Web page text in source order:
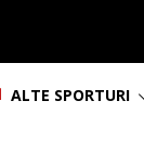
ALTE SPORTURI